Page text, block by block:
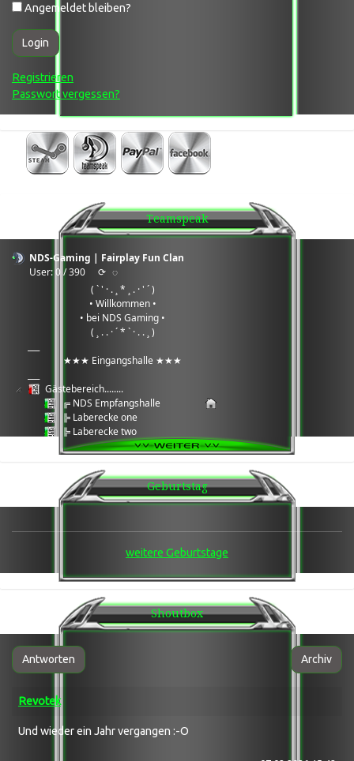
Angemeldet bleiben?
Login
Registrieren
Passwort vergessen?
Teamspeak
NDS-Gaming | Fairplay Fun Clan
User: 0 / 390
⟳ ◌
( ` ' · . ¸ * ¸ . · ' ´ )
• Willkommen •
• bei NDS Gaming •
( ¸ . . · ´ * ` · . . ¸ )
★★★ Eingangshalle ★★★
Gästebereich........
╔ NDS Empfangshalle
╠ Laberecke one
╠ Laberecke two
╠ Laberecke three
╚ Wartungsbereich Serverarbeiten
★★★ Games Ecke ★★★
Games ®: 7Days2Die
Games ®: Enshrouded
╚ AFK
Games ®: LWS 25
╔ Team 1
Games ®: Arma 3
╔ Arma3 Laberecke / Grabbelkiste
╠ Arma 3®: Wasteland Altis
╚ Arma 3®: Exile
╔ Team 1
Geburtstag
weitere Geburtstage
Shoutbox
Antworten Archiv
Revotek
Und wieder ein Jahr vergangen :-O